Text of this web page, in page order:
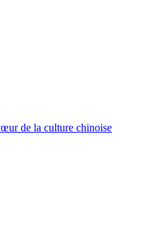
de la culture chinoise